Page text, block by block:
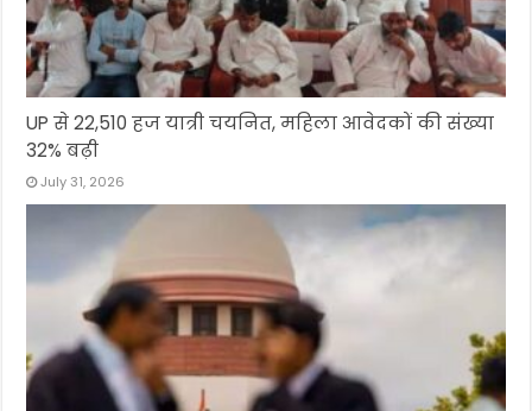
UP से 22,510 हज यात्री चयनित, महिला आवेदकों की संख्या
32% बढ़ी
July 31, 2026